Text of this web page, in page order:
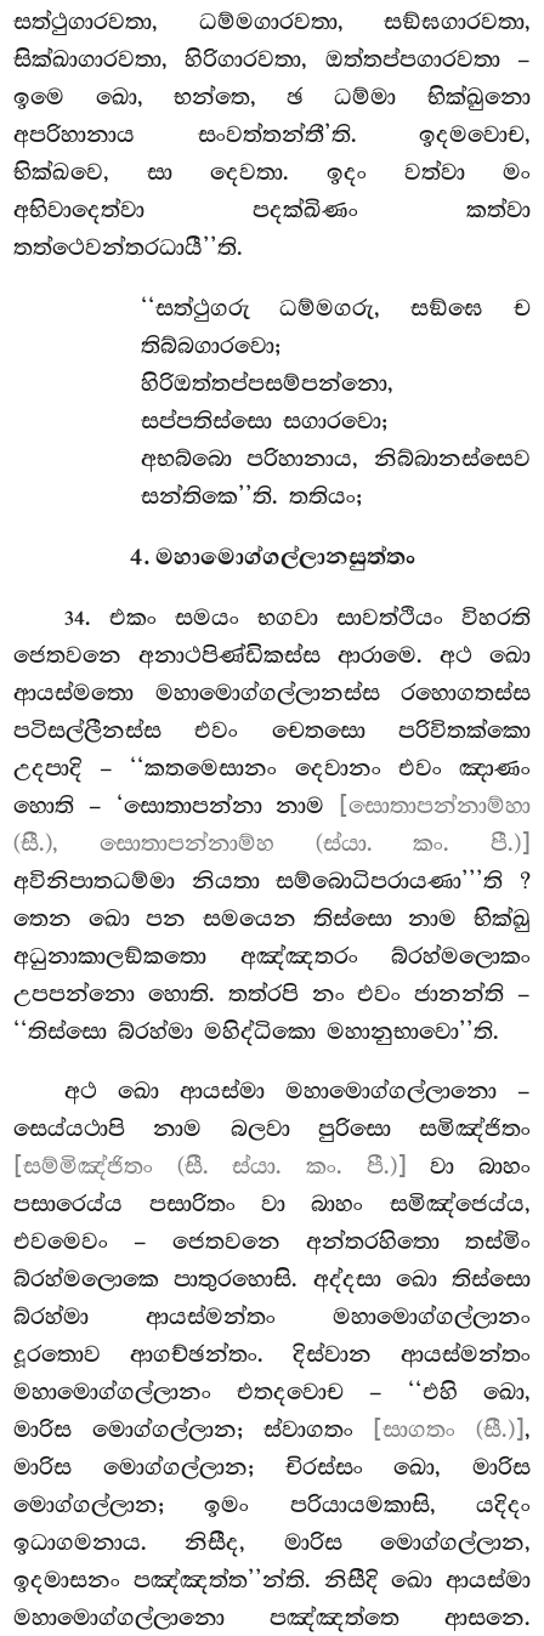
සත්ථුගාරවතා, ධම්මගාරවතා, සඞ්ඝගාරවතා,
සික්ඛාගාරවතා, හිරිගාරවතා, ඔත්තප්පගාරවතා –
ඉමෙ ඛො, භන්තෙ, ඡ ධම්මා භික්ඛුනො
අපරිහානාය සංවත්තන්තී’ති. ඉදමවොච,
භික්ඛවෙ, සා දෙවතා. ඉදං වත්වා මං
අභිවාදෙත්වා පදක්ඛිණං කත්වා
තත්ථෙවන්තරධායී’’ති.
‘‘සත්ථුගරු ධම්මගරු, සඞ්ඝෙ ච
තිබ්බගාරවො;
හිරිඔත්තප්පසම්පන්නො,
සප්පතිස්සො සගාරවො;
අභබ්බො පරිහානාය, නිබ්බානස්සෙව
සන්තිකෙ’’ති. තතියං;
4. මහාමොග්ගල්ලානසුත්තං
34. එකං සමයං භගවා සාවත්ථියං විහරති
ජෙතවනෙ අනාථපිණ්ඩිකස්ස ආරාමෙ. අථ ඛො
ආයස්මතො මහාමොග්ගල්ලානස්ස රහොගතස්ස
පටිසල්ලීනස්ස එවං චෙතසො පරිවිතක්කො
උදපාදි – ‘‘කතමෙසානං දෙවානං එවං ඤාණං
හොති – ‘සොතාපන්නා නාම
[සොතාපන්නාම්හා
(සී.), සොතාපන්නාම්හ (ස්යා. කං. පී.)]
අවිනිපාතධම්මා නියතා සම්බොධිපරායණා’’’ති ?
තෙන ඛො පන සමයෙන තිස්සො නාම භික්ඛු
අධුනාකාලඞ්කතො අඤ්ඤතරං බ්රහ්මලොකං
උපපන්නො හොති. තත්රපි නං එවං ජානන්ති –
‘‘තිස්සො බ්රහ්මා මහිද්ධිකො මහානුභාවො’’ති.
අථ ඛො ආයස්මා මහාමොග්ගල්ලානො –
සෙය්යථාපි නාම බලවා පුරිසො සමිඤ්ජිතං
[සම්මිඤ්ජිතං (සී. ස්යා. කං. පී.)]
වා බාහං
පසාරෙය්ය පසාරිතං වා බාහං සමිඤ්ජෙය්ය,
එවමෙවං – ජෙතවනෙ අන්තරහිතො තස්මිං
බ්රහ්මලොකෙ පාතුරහොසි. අද්දසා ඛො තිස්සො
බ්රහ්මා ආයස්මන්තං මහාමොග්ගල්ලානං
දූරතොව ආගච්ඡන්තං. දිස්වාන ආයස්මන්තං
මහාමොග්ගල්ලානං එතදවොච – ‘‘එහි ඛො,
මාරිස මොග්ගල්ලාන; ස්වාගතං
[සාගතං (සී.)] ,
මාරිස මොග්ගල්ලාන; චිරස්සං ඛො, මාරිස
මොග්ගල්ලාන; ඉමං පරියායමකාසි, යදිදං
ඉධාගමනාය. නිසීද, මාරිස මොග්ගල්ලාන,
ඉදමාසනං පඤ්ඤත්ත’’න්ති. නිසීදි ඛො ආයස්මා
මහාමොග්ගල්ලානො පඤ්ඤත්තෙ ආසනෙ.